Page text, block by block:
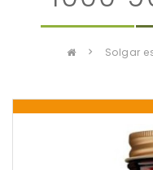
solgar